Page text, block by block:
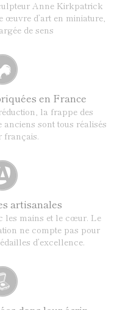
Anne Kirkpatrick
d’art en miniature,
de sens
en France
la frappe des
sont tous réalisés
français.
artisanales
les mains et le cœur. Le
ne compte pas pour
d’excellence.